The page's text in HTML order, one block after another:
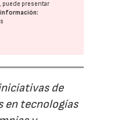
puede presentar
información:
de
en tecnologías